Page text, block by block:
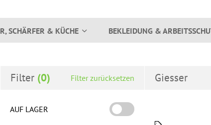
SCHÄRFER & KÜCHE BEKLEIDUNG &
Filter Filter zurücksetzen
AUF LAGER
Giesser